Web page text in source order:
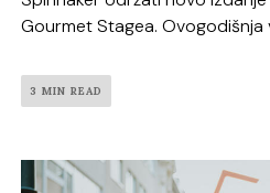
Gourmet Stagea. Ovogodišnja
3 MIN READ